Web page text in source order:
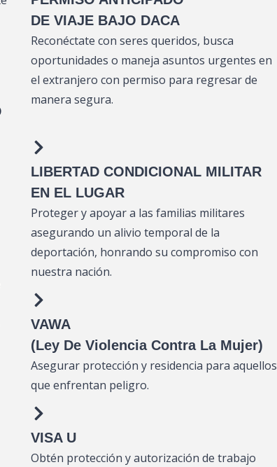
DE VIAJE BAJO DACA
Reconéctate con seres queridos, busca
oportunidades o maneja asuntos urgentes en
el extranjero con permiso para regresar de
manera segura.
LIBERTAD CONDICIONAL MILITAR
EN EL LUGAR
Proteger y apoyar a las familias militares
asegurando un alivio temporal de la
deportación, honrando su compromiso con
nuestra nación.
VAWA
(Ley De Violencia Contra La Mujer)
Asegurar protección y residencia para aquellos
que enfrentan peligro.
VISA U
Obtén protección y autorización de trabajo